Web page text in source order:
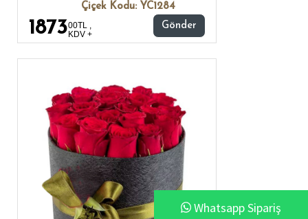
Çiçek Kodu: YC1284
187300TL ,
KDV +
Gönder
Whatsapp Sipariş